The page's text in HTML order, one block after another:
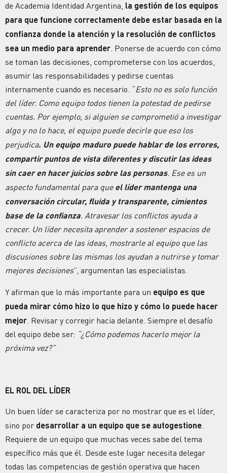
de Academia Identidad Argentina, la gestión de los equipos
para que funcione correctamente debe estar basada en la
confianza donde la atención y la resolución de conflictos
sea un medio para aprender. Ponerse de acuerdo con cómo
se toman las decisiones, comprometerse con los acuerdos,
asumir las responsabilidades y pedirse cuentas
internamente cuando es necesario. “Esto no es solo función
del líder. Como equipo todos tienen la potestad de pedirse
cuentas. Por ejemplo, si alguien se comprometió a investigar
algo y no lo hace, el equipo puede decirle que eso los
perjudica. Un equipo maduro puede hablar de los errores,
compartir puntos de vista diferentes y discutir las ideas
sin caer en hacer juicios sobre las personas. Ese es un
aspecto fundamental para que el líder mantenga una
conversación circular, fluida y transparente, cimientos
base de la confianza. Atravesar los conflictos ayuda a
crecer. Un líder necesita aprender a sostener espacios de
conflicto acerca de las ideas, mostrarle al equipo que las
discusiones sobre las mismas los ayudan a nutrirse y tomar
mejores decisiones”, argumentan las especialistas.
Y afirman que lo más importante para un equipo es que
pueda mirar cómo hizo lo que hizo y cómo lo puede hacer
mejor . Revisar y corregir hacia delante. Siempre el desafío
del equipo debe ser: “¿Cómo podemos hacerlo mejor la
próxima vez?”
EL ROL DEL LÍDER
Un buen líder se caracteriza por no mostrar que es el líder,
sino por desarrollar a un equipo que se autogestione
Requiere de un equipo que muchas veces sabe del tema
específico más que él. Desde este lugar necesita delegar
todas las competencias de gestión operativa que hacen